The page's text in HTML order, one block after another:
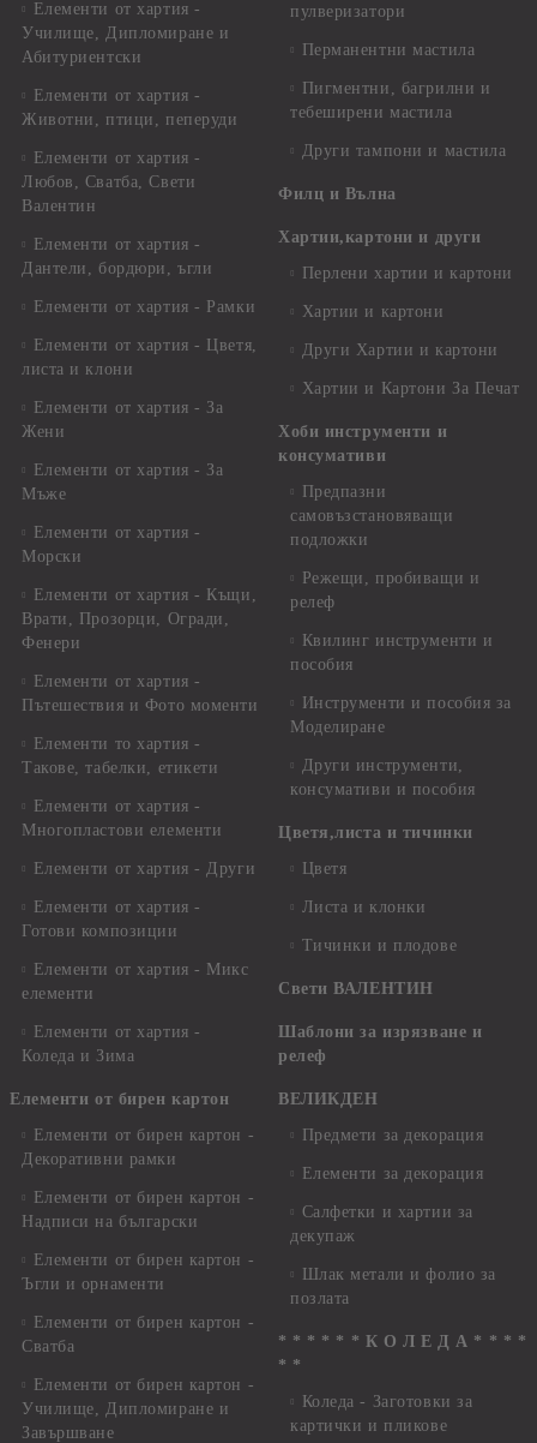
Елементи от хартия -
Училище, Дипломиране и
Абитуриентски
Елементи от хартия -
Животни, птици, пеперуди
Елементи от хартия -
Любов, Сватба, Свети
Валентин
Елементи от хартия -
Дантели, бордюри, ъгли
Елементи от хартия - Рамки
Елементи от хартия - Цветя,
листа и клони
Елементи от хартия - За
Жени
Елементи от хартия - За
Мъже
Елементи от хартия -
Морски
Елементи от хартия - Къщи,
Врати, Прозорци, Огради,
Фенери
Елементи от хартия -
Пътешествия и Фото моменти
Елементи то хартия -
Такове, табелки, етикети
Елементи от хартия -
Многопластови елементи
Елементи от хартия - Други
Елементи от хартия -
Готови композиции
Елементи от хартия - Микс
елементи
Елементи от хартия -
Коледа и Зима
Елементи от бирен картон
Елементи от бирен картон -
Декоративни рамки
Елементи от бирен картон -
Надписи на български
Елементи от бирен картон -
Ъгли и орнаменти
Елементи от бирен картон -
Сватба
Елементи от бирен картон -
Училище, Дипломиране и
Завършване
пулверизатори
Перманентни мастила
Пигментни, багрилни и
тебеширени мастила
Други тампони и мастила
Филц и Вълна
Хартии,картони и други
Перлени хартии и картони
Хартии и картони
Други Хартии и картони
Хартии и Картони За Печат
Хоби инструменти и
консумативи
Предпазни
самовъзстановяващи
подложки
Режещи, пробиващи и
релеф
Квилинг инструменти и
пособия
Инструменти и пособия за
Моделиране
Други инструменти,
консумативи и пособия
Цветя,листа и тичинки
Цветя
Листа и клонки
Тичинки и плодове
Свети ВАЛЕНТИН
Шаблони за изрязване и
релеф
ВЕЛИКДЕН
Предмети за декорация
Елементи за декорация
Салфетки и хартии за
декупаж
Шлак метали и фолио за
позлата
* * * * * * К О Л Е Д А * * * *
* *
Коледа - Заготовки за
картички и пликове